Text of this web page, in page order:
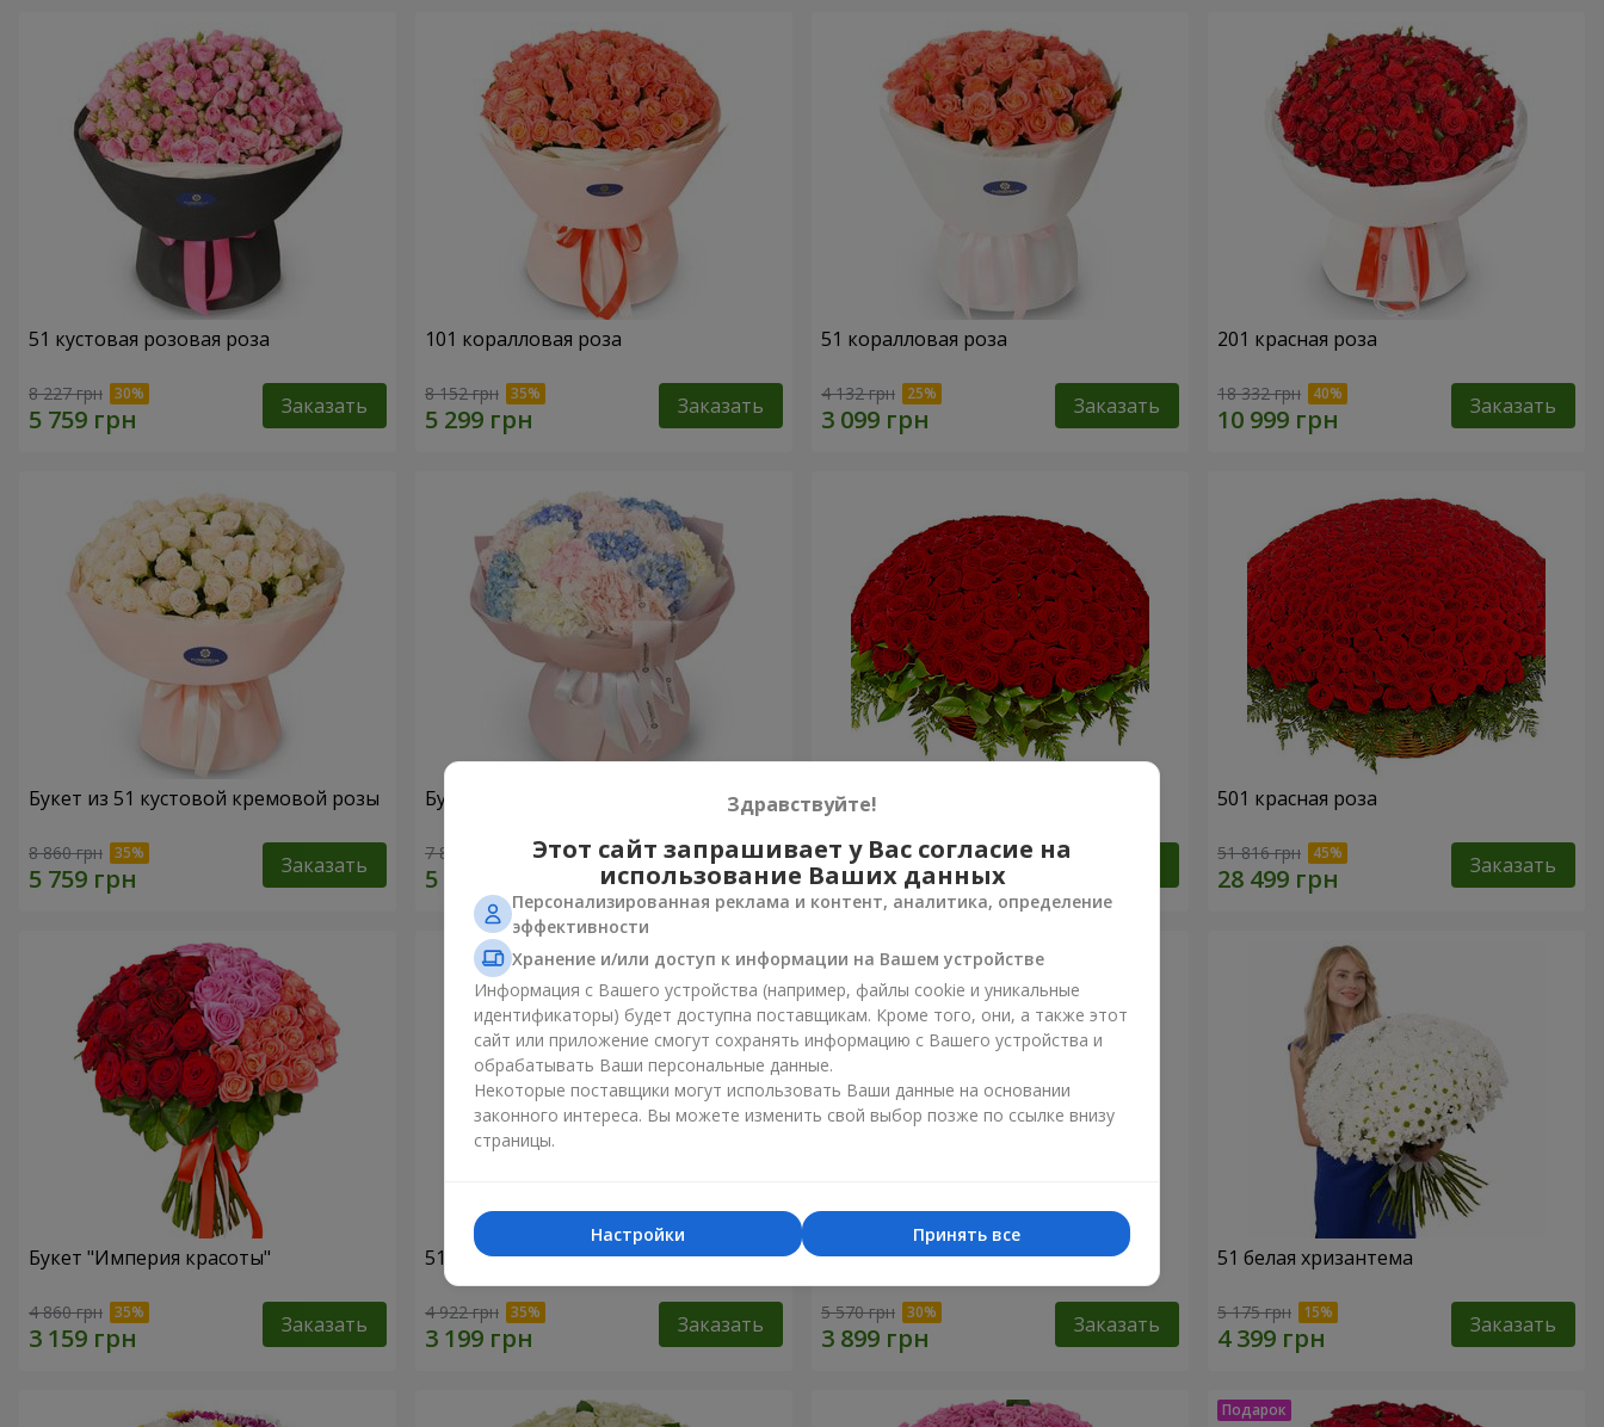
51 кустовая розовая роза
8 227 грн Заказать
101 коралловая роза
8 152 грн Заказать
51 коралловая роза
4 132 грн Заказать
201 красная роза
18 332 грн Заказать
Букет из 51 кустовой кремовой розы
8 860 грн Заказать
Букет "Нежное облако"
7 845 грн Заказать
251 красная роза
22 084 грн
501 красная роза
51 816 грн Заказать
Букет "Империя красоты"
4 860 грн Заказать
51 розовая роза
4 922 грн Заказать
75 белых роз
5 570 грн Заказать
51 белая хризантема
5 175 грн Заказать
Здравствуйте!
Этот сайт запрашивает у Вас согласие на
использование Ваших данных
Персонализированная реклама и контент, аналитика, определение
эффективности
Хранение и/или доступ к информации на Вашем устройстве
Информация с Вашего устройства (например, файлы cookie и уникальные
идентификаторы) будет доступна поставщикам. Кроме того, они, а также этот
сайт или приложение смогут сохранять информацию с Вашего устройства и
обрабатывать Ваши персональные данные.
Некоторые поставщики могут использовать Ваши данные на основании
законного интереса. Вы можете изменить свой выбор позже по ссылке внизу
страницы.
Принять все
Настройки